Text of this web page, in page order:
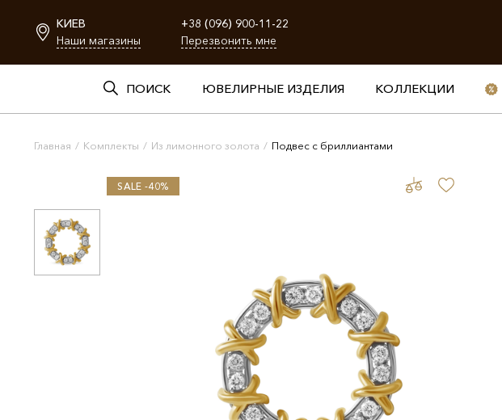
КИЕВ
Наши магазины
+38 (096) 900-11-22
Перезвонить мне
ПОИСК ЮВЕЛИРНЫЕ ИЗДЕЛИЯ КОЛЛЕКЦИИ
Главная / Комплекты / Из лимонного золота / Подвес с бриллиантами
SALE -40%